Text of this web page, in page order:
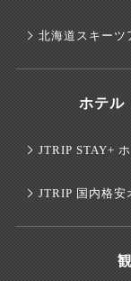
北海道スキーツ
ホテル
JTRIP STAY+
JTRIP 国内格安